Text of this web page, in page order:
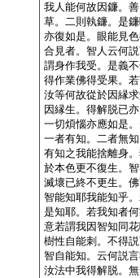
我人能何故因鐮。
草。二則執鐮。是
亦復如是。眼能見
合見者。智人云何
謂身作我受。是義
得作業佛得受果。
汝等何故從於因縁
因縁生。得解脱已
一切煩惱亦應如是
一者有知。二者無
有知之我能捨離身
於本色更不復生。
滅壞已終不更生。
智能知耶我能知乎
是知耶。若我知者
意若謂我因智知同
樹性自能刺。不得
智自能知。云何説
汝法中我得解脱。